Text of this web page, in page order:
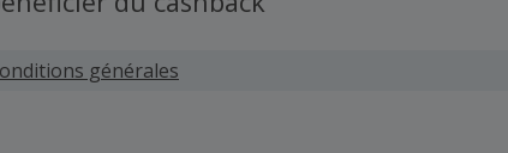
générales